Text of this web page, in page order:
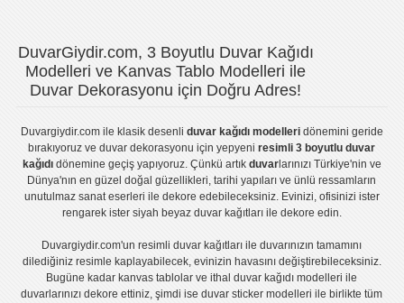
DuvarGiydir.com, 3 Boyutlu Duvar Kağıdı
Modelleri ve Kanvas Tablo Modelleri ile
Duvar Dekorasyonu için Doğru Adres!
Duvargiydir.comile klasik desenli duvar kağıdı modelleridönemini geride
bırakıyoruz veduvar dekorasyonu için yepyeniresimli 3 boyutlu duvar
kağıdıdönemine geçiş yapıyoruz. Çünkü artık duvarlarınızı Türkiye'nin ve
Dünya'nın en güzel doğal güzellikleri, tarihi yapıları ve ünlü ressamların
unutulmaz sanat eserleri ile dekore edebileceksiniz. Evinizi, ofisinizi ister
rengarek ister siyah beyaz duvar kağıtlarıile dekore edin.
Duvargiydir.com'unresimli duvar kağıtları ile duvarınızın tamamını
dilediğiniz resimle kaplayabilecek, evinizin havasını değiştirebileceksiniz.
Bugüne kadar kanvas tablo lar veithal duvar kağıdı modelleri ile
duvarlarınızı dekore ettiniz, şimdi iseduvar sticker modelleri ile birlikte tüm